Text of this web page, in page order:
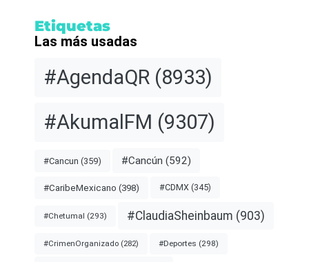
Etiquetas
Las más usadas
#AgendaQR (8933)
#AkumalFM (9307)
#Cancun (359) #Cancún (592)
#CaribeMexicano (398) #CDMX (345)
#Chetumal (293) #ClaudiaSheinbaum (903)
#CrimenOrganizado (282) #Deportes (298)